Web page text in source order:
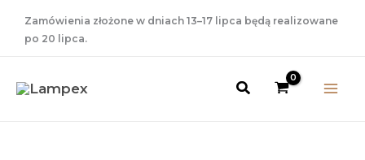
Zamówienia złożone w dniach 13–17 lipca będą realizowane
po 20 lipca.
Szukaj